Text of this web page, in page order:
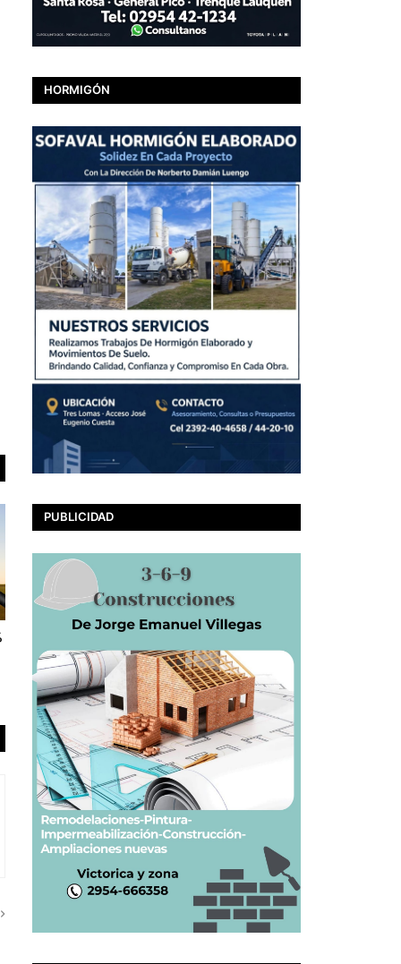
HORMIGÓN
PUBLICIDAD